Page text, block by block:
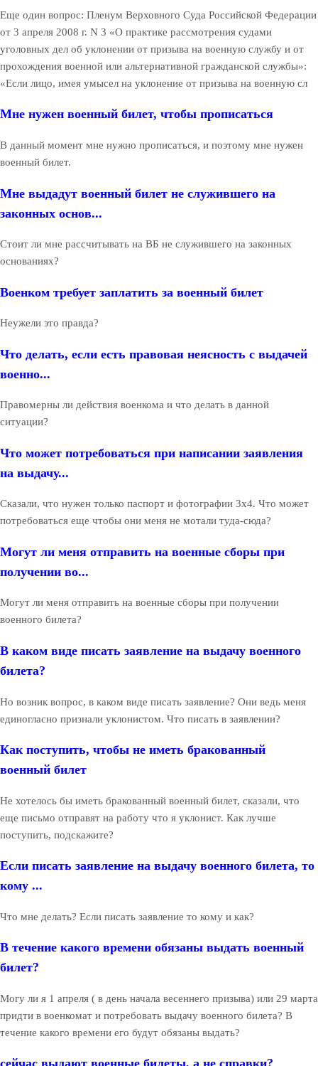
Еще один вопрос: Пленум Верховного Суда Российской Федерации
от 3 апреля 2008 г. N 3 «О практике рассмотрения судами
уголовных дел об уклонении от призыва на военную службу и от
прохождения военной или альтернативной гражданской службы»:
«Если лицо, имея умысел на уклонение от призыва на военную сл
Мне нужен военный билет, чтобы прописаться
В данный момент мне нужно прописаться, и поэтому мне нужен
военный билет.
Мне выдадут военный билет не служившего на
законных основ...
Стоит ли мне рассчитывать на ВБ не служившего на законных
основаниях?
Военком требует заплатить за военный билет
Неужели это правда?
Что делать, если есть правовая неясность с выдачей
военно...
Правомерны ли действия военкома и что делать в данной
ситуации?
Что может потребоваться при написании заявления
на выдачу...
Сказали, что нужен только паспорт и фотографии 3х4. Что может
потребоваться еще чтобы они меня не мотали туда-сюда?
Могут ли меня отправить на военные сборы при
получении во...
Могут ли меня отправить на военные сборы при получении
военного билета?
В каком виде писать заявление на выдачу военного
билета?
Но возник вопрос, в каком виде писать заявление? Они ведь меня
единогласно признали уклонистом. Что писать в заявлении?
Как поступить, чтобы не иметь бракованный
военный билет
Не хотелось бы иметь бракованный военный билет, сказали, что
еще письмо отправят на работу что я уклонист. Как лучше
поступить, подскажите?
Если писать заявление на выдачу военного билета, то
кому ...
Что мне делать? Если писать заявление то кому и как?
В течение какого времени обязаны выдать военный
билет?
Могу ли я 1 апреля ( в день начала весеннего призыва) или 29 марта
придти в военкомат и потребовать выдачу военного билета? В
течение какого времени его будут обязаны выдать?